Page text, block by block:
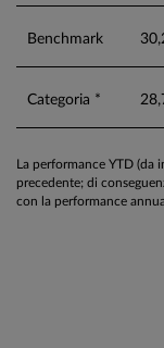
Benchmark
Categoria *
La performance YTD (da
precedente; di
con la performance